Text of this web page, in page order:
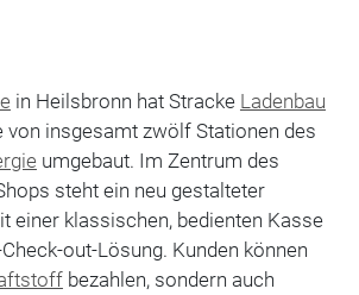
in Heilsbronn hat Stracke Ladenbau
von insgesamt zwölf Stationen des
umgebaut. Im Zentrum des
steht ein neu gestalteter
einer klassischen, bedienten Kasse
out-Lösung. Kunden können
bezahlen, sondern auch